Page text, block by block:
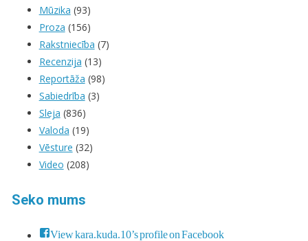
Mūzika (93)
Proza (156)
Rakstniecība (7)
Recenzija (13)
Reportāža (98)
Sabiedrība (3)
Sleja (836)
Valoda (19)
Vēsture (32)
Video (208)
Seko mums
View kara.kuda.10’s profile on Facebook